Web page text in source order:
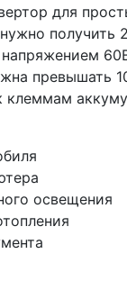
для
получить
напряжением
превышать
клеммам
освещения